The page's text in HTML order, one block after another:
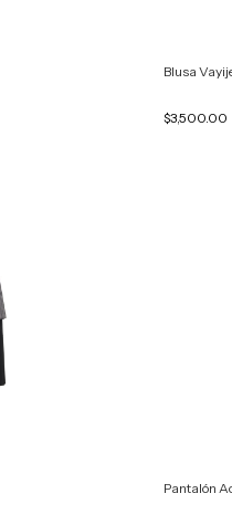
Blusa
$3,500.00
Pantalón